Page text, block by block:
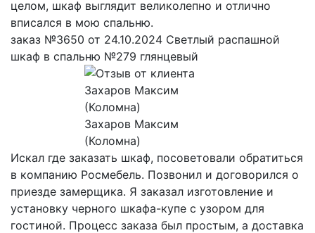
целом, шкаф выглядит великолепно и отлично
вписался в мою спальню.
заказ №3650 от 24.10.2024 Светлый распашной
шкаф в спальню №279 глянцевый
Захаров Максим
(Коломна)
Искал где заказать шкаф, посоветовали обратиться
в компанию Росмебель. Позвонил и договорился о
приезде замерщика. Я заказал изготовление и
установку черного шкафа-купе с узором для
гостиной. Процесс заказа был простым, а доставка